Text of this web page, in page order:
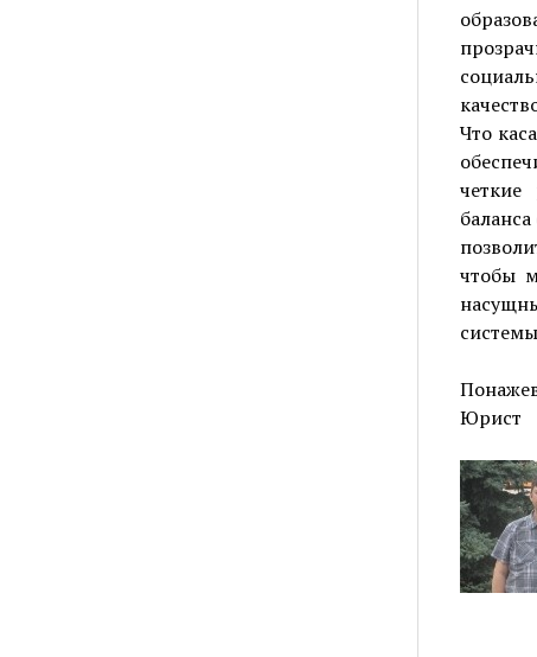
Что
четкие
чтобы
Юрист